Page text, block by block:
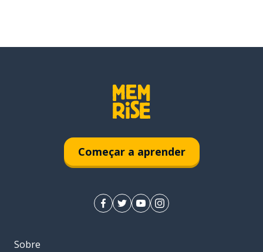
Começar a aprender
Sobre